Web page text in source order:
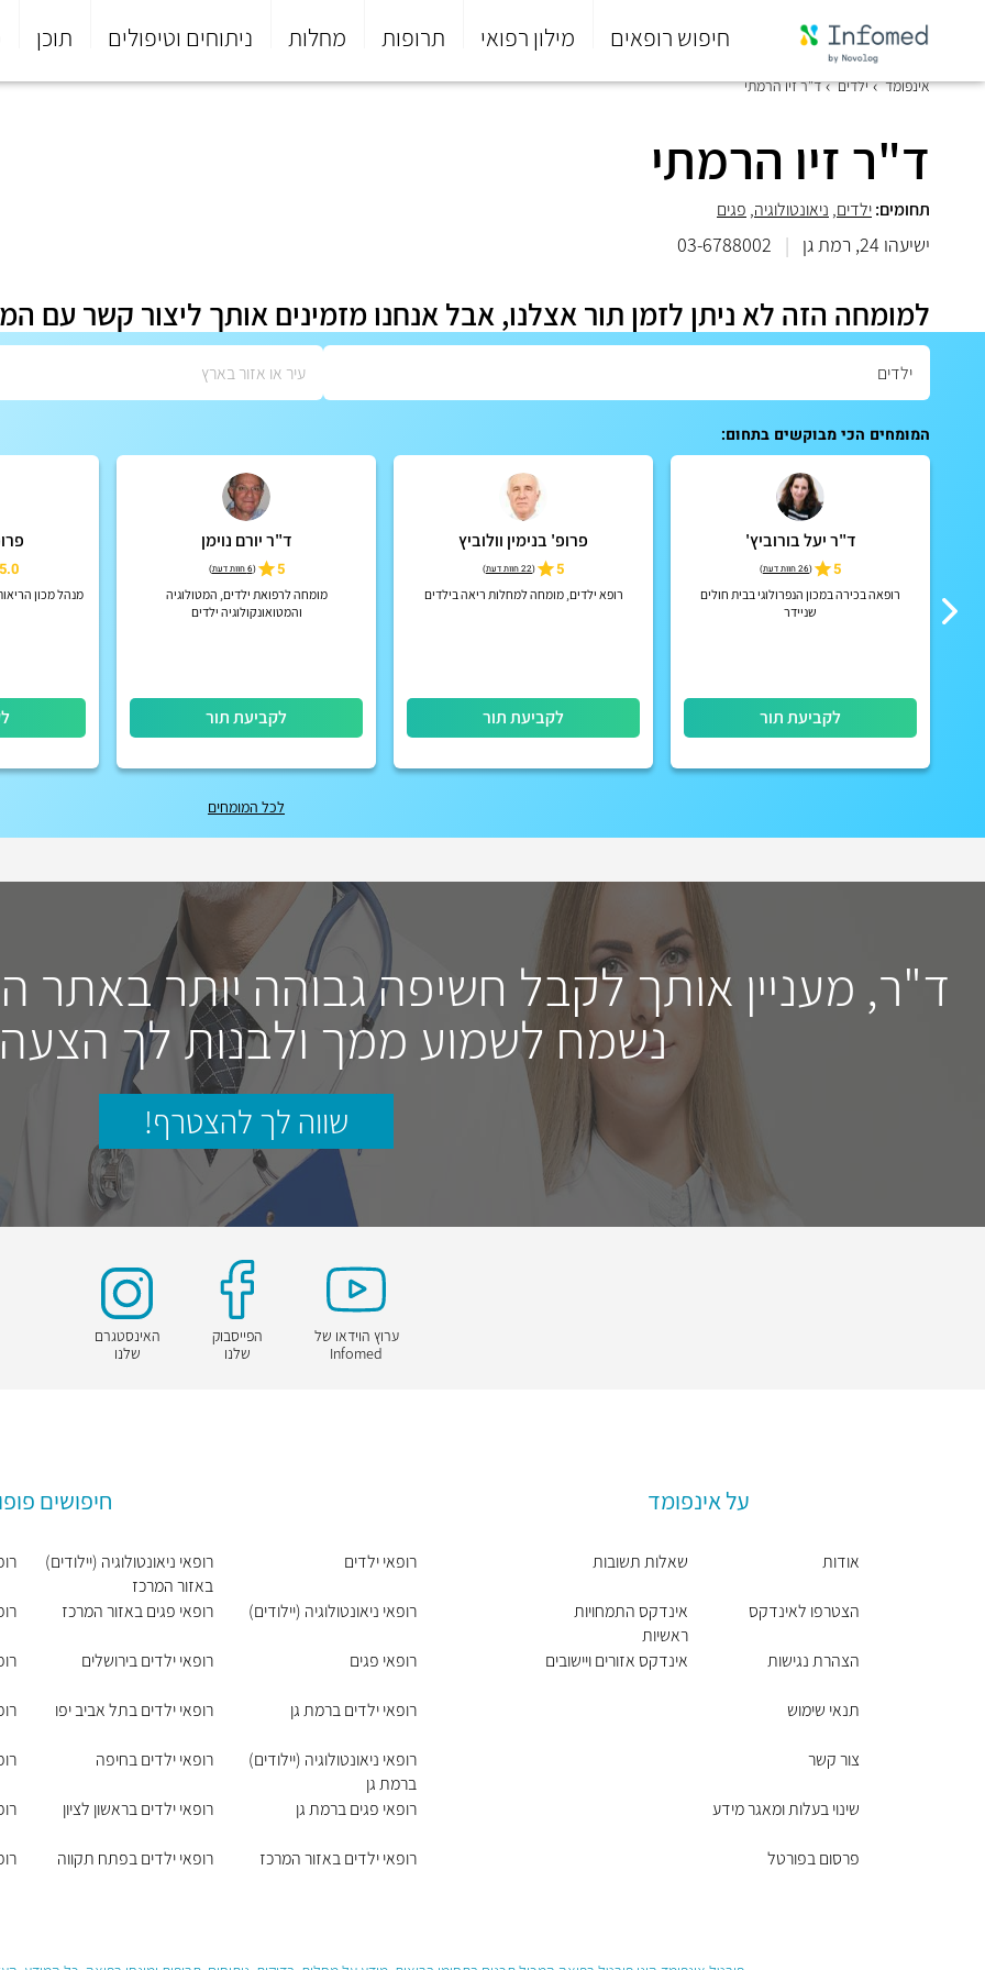
חיפוש רופאים מילון רפואי תרופות מחלות ניתוחים וטיפולים תוכן
סוף
אינפומד ילדים ד"ר זיו הרמתי
ד"ר זיו הרמתי
תחומים:ילדים, ניאונטולוגיה, פגים
ישיעהו 24, רמת גן |
03-6788002
למומחה הזה לא ניתן לזמן תור אצלנו, אבל אנחנו מזמינים אותך ליצור קשר עם
המומחים הכי מבוקשים בתחום:
ד"ר יעל בורוביץ'
5
(26 חוות דעת )
רופאה בכירה במכון הנפרולוגי בבית חולים
שניידר
לקביעת תור
פרופ' בנימין וולוביץ
5
(22 חוות דעת )
רופא ילדים, מומחה למחלות ריאה בילדים
לקביעת תור
ד"ר יורם נוימן
5
(6 חוות דעת )
מומחה לרפואת ילדים, המטולוגיה
והמטואונקולוגיה ילדים
לקביעת תור
5.0
מנהל מכון
לכל המומחים
ד"ר, מעניין אותך לקבל חשיפה גבוהה יותר באתר
נשמח לשמוע ממך ולבנות לך
שווה לך להצטרף!
ערוץ הוידאו של
Infomed
הפייסבוק
שלנו
האינסטגרם
שלנו
על אינפומד
אודות
הצטרפו לאינדקס
הצהרת נגישות
תנאי שימוש
צור קשר
שינוי בעלות ומאגר מידע
פרסום בפורטל
שאלות תשובות
אינדקס התמחויות
ראשיות
אינדקס אזורים ויישובים
חיפושים
רופאי ילדים
רופאי ניאונטולוגיה (יילודים)
רופאי פגים
רופאי ילדים ברמת גן
רופאי ניאונטולוגיה (יילודים)
ברמת גן
רופאי פגים ברמת גן
רופאי ילדים באזור המרכז
רופאי ניאונטולוגיה (יילודים)
באזור המרכז
רופאי פגים באזור המרכז
רופאי ילדים בירושלים
רופאי ילדים בתל אביב יפו
רופאי ילדים בחיפה
רופאי ילדים בראשון לציון
רופאי ילדים בפתח תקווה